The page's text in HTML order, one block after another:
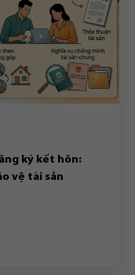
ký kết hôn:
vệ tài sản